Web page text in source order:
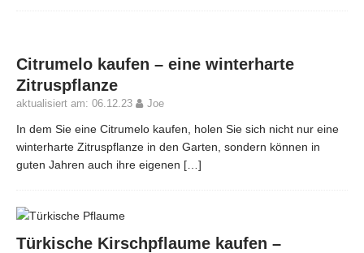
Citrumelo kaufen – eine winterharte
Zitruspflanze
aktualisiert am: 06.12.23 Joe
In dem Sie eine Citrumelo kaufen, holen Sie sich nicht nur eine
winterharte Zitruspflanze in den Garten, sondern können in
guten Jahren auch ihre eigenen […]
Türkische Kirschpflaume kaufen –